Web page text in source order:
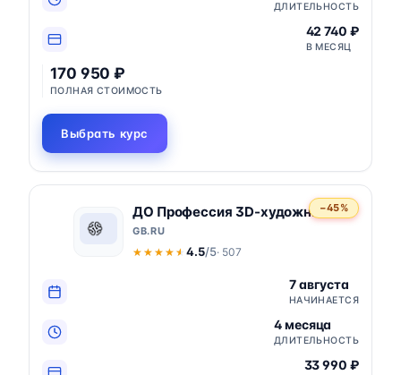
ДЛИТЕЛЬНОСТЬ
42 740 ₽
В МЕСЯЦ
170 950 ₽
ПОЛНАЯ СТОИМОСТЬ
Выбрать курс
−45%
ДО Профессия 3D-художник
GB.RU
★★★★★
★★★★★ 4.5/5· 507
7 августа
НАЧИНАЕТСЯ
4 месяца
ДЛИТЕЛЬНОСТЬ
33 990 ₽